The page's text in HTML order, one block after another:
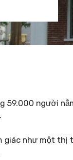
59.000 người
giác như một